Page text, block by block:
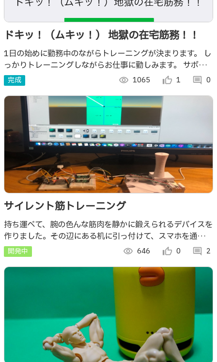
ドキッ！（ムキッ！） 地獄の在宅筋務！！
1日の始めに勤務中のながらトレーニングが決まります。 し
っかりトレーニングしながらお仕事に勤しみます。 サボっ
ていると怒られます。
完成 visibility 1065 thumb_up_alt 1 comment 0
サイレント筋トレーニング
持ち運べて、腕の色んな筋肉を静かに鍛えられるデバイスを
作りました。その辺にある机に引っ付けて、スマホを通して
鍛えたい筋肉の表示方向に力を出せば、その筋肉を鍛えられ
ます。
開発中 visibility 646 thumb_up_alt 0 comment 2